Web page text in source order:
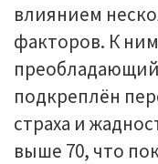
влиянием
факторов. К
подкреплён
страха и
выше 70, что